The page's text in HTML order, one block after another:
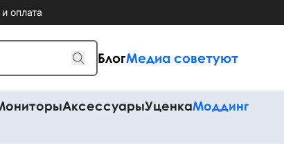
оплата
БлогМедиа советуют
АксессуарыУценкаМоддинг